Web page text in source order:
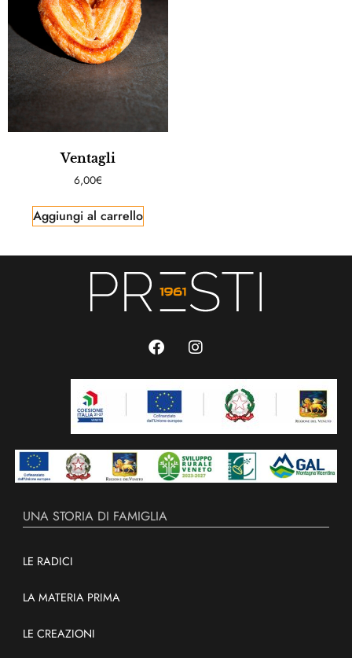
Ventagli
6,00€
Aggiungi al carrello
UNA STORIA DI FAMIGLIA
LE RADICI
LA MATERIA PRIMA
LE CREAZIONI